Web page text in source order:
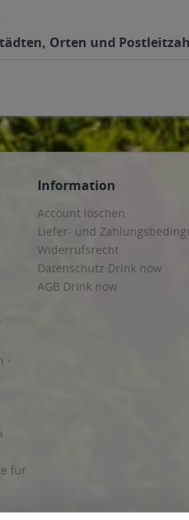
Orten und
-
für
Information
Account löschen
Liefer- und
Widerrufsrecht
Datenschutz Drink now
AGB Drink now